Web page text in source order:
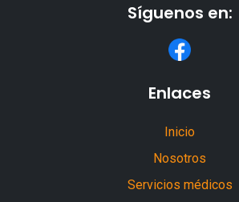
Síguenos en:
Enlaces
Inicio
Nosotros
Servicios médicos